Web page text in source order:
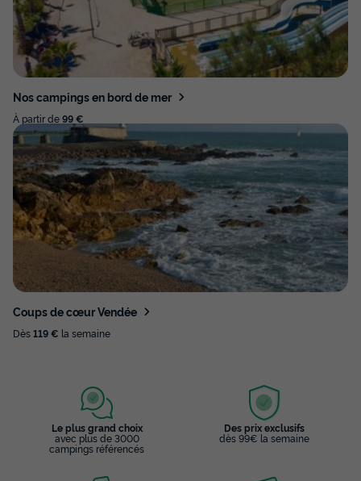
Nos campings en bord de mer
À partir de99 €
Coups de cœur Vendée
Dès119 € la semaine
Le plus grand choix
avec plus de 3000
campings référencés
Des prix exclusifs
dès 99€ la semaine